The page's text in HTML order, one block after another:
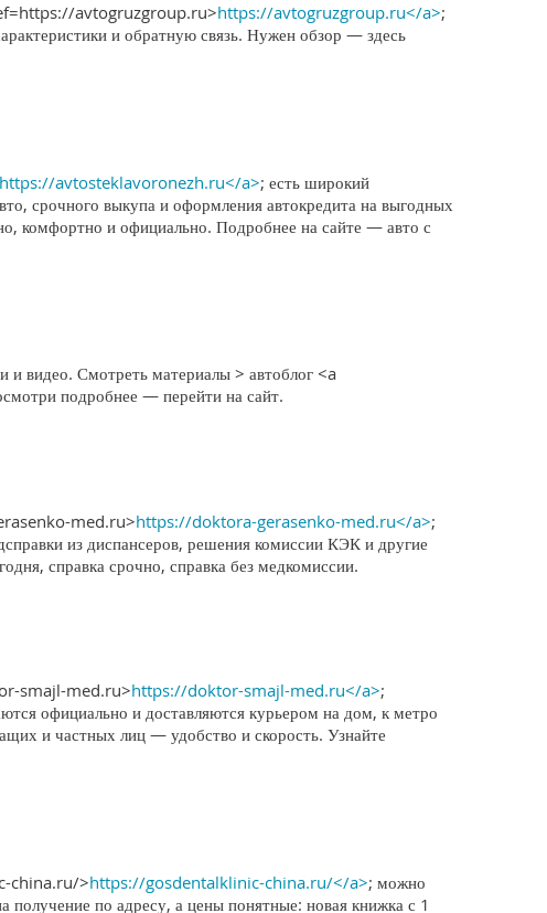
avtogruzgroup.ru>https://avtogruzgroup.ru</a>;
и обратную связь. Нужен обзор — здесь
https://avtosteklavoronezh.ru</a>; есть широкий
срочного выкупа и оформления автокредита на выгодных
комфортно и официально. Подробнее на сайте — авто с
и видео. Смотреть материалы > автоблог <a
подробнее — перейти на сайт.
med.ru>https://doktora-gerasenko-med.ru</a>;
из диспансеров, решения комиссии КЭК и другие
справка срочно, справка без медкомиссии.
smajl-med.ru>https://doktor-smajl-med.ru</a>;
официально и доставляются курьером на дом, к метро
и частных лиц — удобство и скорость. Узнайте
china.ru/>https://gosdentalklinic-china.ru/</a>; можно
по адресу, а цены понятные: новая книжка с 1